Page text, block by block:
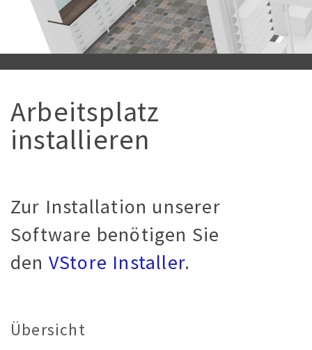
Arbeitsplatz
installieren
Zur Installation unserer
Software benötigen Sie
den VStore Installer.
Übersicht